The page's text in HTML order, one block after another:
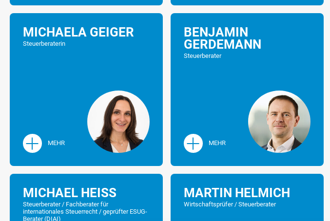
MICHAELA GEIGER
Steuerberaterin
MEHR
BENJAMIN
GERDEMANN
Steuerberater
MEHR
MICHAEL HEISS
Steuerberater / Fachberater für
internationales Steuerrecht / geprüfter ESUG-
Berater (DIAI)
MARTIN HELMICH
Wirtschaftsprüfer / Steuerberater